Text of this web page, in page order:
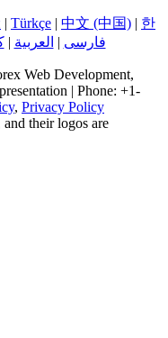
| Türkçe | 中文 (中国) | 한
| العربية | فارسی
Web Development,
| Phone: +1-
, Privacy Policy
their logos are